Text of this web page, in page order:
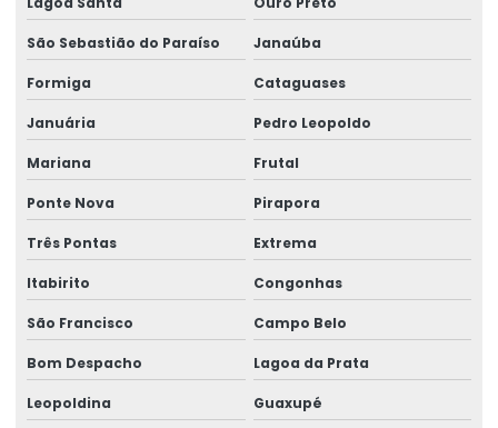
Impressora Termica Zebra
Impressora Zebra
Impressora Zebra Etiqueta
Mini Impressora Termica
Onde Comprar Etiqueta Termica Para Impressão
Onde Comprar Etiqueta Térmica Para Logística
Produção De Etiquetas Adesivas Personalizadas
Produção De Etiquetas Em Várias Gramaturas
Produção De Rótulos Adesivos Personalizados
São Sebastião do Paraíso Janaúba
Formiga Cataguases
Januária Pedro Leopoldo
Mariana Frutal
Ponte Nova Pirapora
Três Pontas Extrema
Itabirito Congonhas
São Francisco Campo Belo
Bom Despacho Lagoa da Prata
Leopoldina Guaxupé